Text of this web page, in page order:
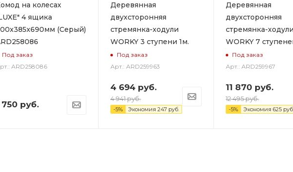
на колесах
4 ящика
(Серый)
Под заказ
ARD258086
750 руб.
Деревянная
двухсторонняя
стремянка-ходули
WORKY 3 ступени 1м.
Под заказ
Арт.: ARD259963
4 694 руб.
4 941руб.
-5% Экономия 247 руб.
Деревянная
двухсторонняя
стремянка-ходули
WORKY 7
Под заказ
Арт.: ARD259967
11 870 руб.
12 495руб.
-5% Экономия 625